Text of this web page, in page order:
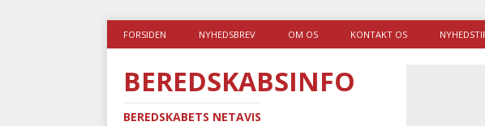
FORSIDEN NYHEDSBREV OM OS KONTAKT OS
BEREDSKABSINFO
BEREDSKABETS NETAVIS